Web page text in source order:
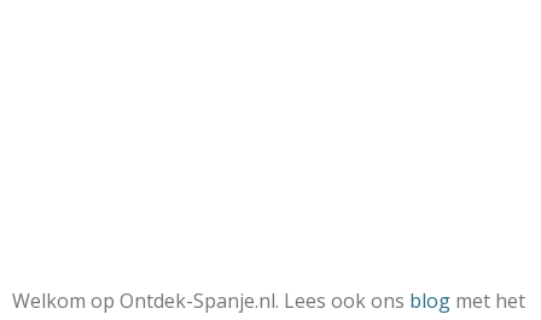
Welkom op Ontdek-Spanje.nl. Lees ook ons blog met het